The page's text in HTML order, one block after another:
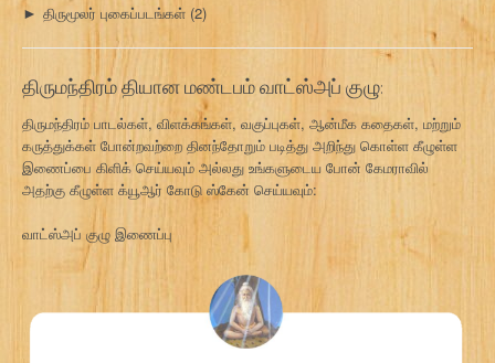
► திருமூலர் புகைப்படங்கள் (2)
திருமந்திரம் தியான மண்டபம் வாட்ஸ்அப் குழு:
திருமந்திரம் பாடல்கள், விளக்கங்கள், வகுப்புகள், ஆன்மீக கதைகள், மற்றும்
கருத்துக்கள் போன்றவற்றை தினந்தோறும் படித்து அறிந்து கொள்ள கீழுள்ள
இணைப்பை கிளிக் செய்யவும் அல்லது உங்களுடைய போன் கேமராவில்
அதற்கு கீழுள்ள க்யூஆர் கோடு ஸ்கேன் செய்யவும்:
வாட்ஸ்அப் குழு இணைப்பு